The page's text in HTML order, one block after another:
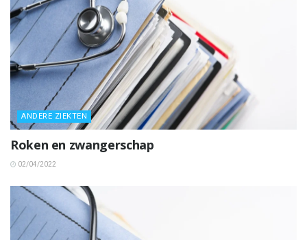
ANDERE ZIEKTEN
Roken en zwangerschap
02/04/2022